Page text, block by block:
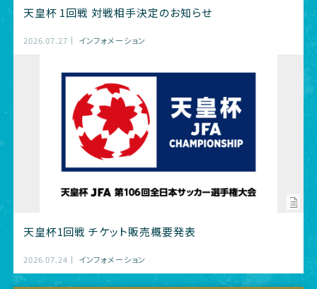
天皇杯 1回戦 対戦相手決定のお知らせ
2026.07.27 インフォメーション
天皇杯1回戦 チケット販売概要発表
2026.07.24 インフォメーション